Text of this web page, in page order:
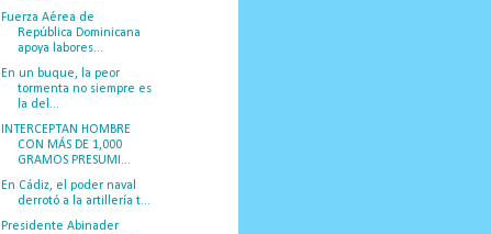
Fuerza Aérea de
República Dominicana
apoya labores...
En un buque, la peor
tormenta no siempre es
la del...
INTERCEPTAN HOMBRE
CON MÁS DE 1,000
GRAMOS PRESUMI...
En Cádiz, el poder naval
derrotó a la artillería t...
Presidente Abinader